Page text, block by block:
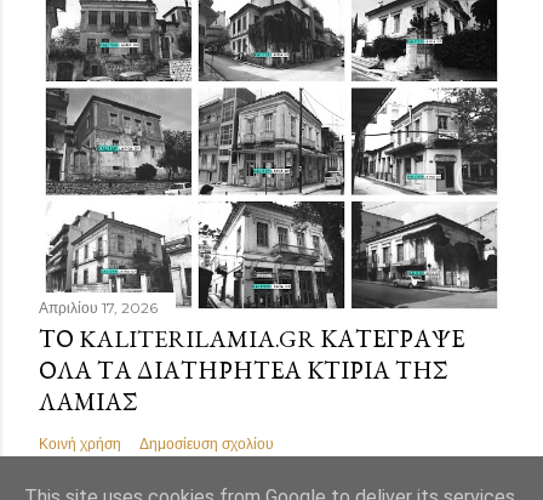
Απριλίου 17, 2026
ΤΟ KALITERILAMIA.GR ΚΑΤΈΓΡΑΨΕ
ΌΛΑ ΤΑ ΔΙΑΤΗΡΗΤΈΑ ΚΤΊΡΙΑ ΤΗΣ
ΛΑΜΊΑΣ
Κοινή χρήση Δημοσίευση σχολίου